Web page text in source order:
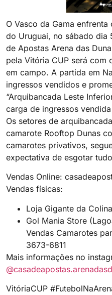
O Vasco da Gama
do Uruguai, no sábado dia
de Apostas Arena das
pela Vitória CUP será com
em campo. A partida em
ingressos vendidos e
“Arquibancada Leste
carga de ingressos
Os setores de
camarote Rooftop Dunas
camarotes privativos,
expectativa de esgotar
Vendas Online:
Vendas físicas:
Loja Gigante da
Gol Mania Store
Vendas Camarotes
3673-6811
Mais informações no
VitóriaCUP